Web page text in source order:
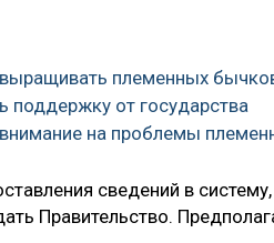
племенных
поддержку от государства
на проблемы
сведений в
Правительство.